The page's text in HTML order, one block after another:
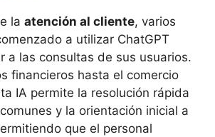
la atención al cliente, varios
a utilizar ChatGPT
a las consultas de sus usuarios.
financieros hasta el comercio
IA permite la resolución rápida
y la orientación inicial a
que el personal